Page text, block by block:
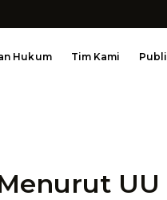
Hukum Tim Kami
UU